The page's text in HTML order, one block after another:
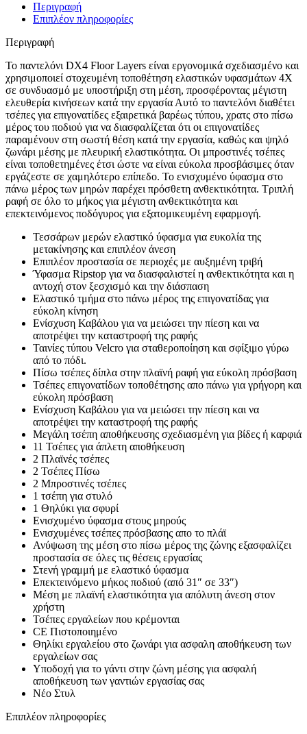
Περιγραφή
Επιπλέον πληροφορίες
Περιγραφή
Το παντελόνι DX4 Floor Layers είναι εργονομικά σχεδιασμένο και
χρησιμοποιεί στοχευμένη τοποθέτηση ελαστικών υφασμάτων 4X
σε συνδυασμό με υποστήριξη στη μέση, προσφέροντας μέγιστη
ελευθερία κινήσεων κατά την εργασία Αυτό το παντελόνι διαθέτει
τσέπες για επιγονατίδες εξαιρετικά βαρέως τύπου, χρατς στο πίσω
μέρος του ποδιού για να διασφαλίζεται ότι οι επιγονατίδες
παραμένουν στη σωστή θέση κατά την εργασία, καθώς και ψηλό
ζωνάρι μέσης με πλευρική ελαστικότητα. Οι μπροστινές τσέπες
είναι τοποθετημένες έτσι ώστε να είναι εύκολα προσβάσιμες όταν
εργάζεστε σε χαμηλότερο επίπεδο. Το ενισχυμένο ύφασμα στο
πάνω μέρος των μηρών παρέχει πρόσθετη ανθεκτικότητα. Τριπλή
ραφή σε όλο το μήκος για μέγιστη ανθεκτικότητα και
επεκτεινόμενος ποδόγυρος για εξατομικευμένη εφαρμογή.
Τεσσάρων μερών ελαστικό ύφασμα για ευκολία της
μετακίνησης και επιπλέον άνεση
Επιπλέον προστασία σε περιοχές με αυξημένη τριβή
Ύφασμα Ripstop για να διασφαλιστεί η ανθεκτικότητα και η
αντοχή στον ξεσχισμό και την διάσπαση
Ελαστικό τμήμα στο πάνω μέρος της επιγονατίδας για
εύκολη κίνηση
Ενίσχυση Καβάλου για να μειώσει την πίεση και να
αποτρέψει την καταστροφή της ραφής
Ταινίες τύπου Velcro για σταθεροποίηση και σφίξιμο γύρω
από το πόδι.
Πίσω τσέπες δίπλα στην πλαϊνή ραφή για εύκολη πρόσβαση
Τσέπες επιγονατίδων τοποθέτησης απο πάνω για γρήγορη και
εύκολη πρόσβαση
Ενίσχυση Καβάλου για να μειώσει την πίεση και να
αποτρέψει την καταστροφή της ραφής
Μεγάλη τσέπη αποθήκευσης σχεδιασμένη για βίδες ή καρφιά
11 Τσέπες για άπλετη αποθήκευση
2 Πλαϊνές τσέπες
2 Τσέπες Πίσω
2 Μπροστινές τσέπες
1 τσέπη για στυλό
1 Θηλύκι για σφυρί
Ενισχυμένο ύφασμα στους μηρούς
Ενισχυμένες τσέπες πρόσβασης απο το πλάϊ
Ανύψωση της μέση στο πίσω μέρος της ζώνης εξασφαλίζει
προστασία σε όλες τις θέσεις εργασίας
Στενή γραμμή με ελαστικό ύφασμα
Επεκτεινόμενο μήκος ποδιού (από 31″ σε 33″)
Μέση με πλαϊνή ελαστικότητα για απόλυτη άνεση στον
χρήστη
Τσέπες εργαλείων που κρέμονται
CE Πιστοποιημένο
Θηλίκι εργαλείου στο ζωνάρι για ασφαλη αποθήκευση των
εργαλείων σας
Υποδοχή για το γάντι στην ζώνη μέσης για ασφαλή
αποθήκευση των γαντιών εργασίας σας
Νέο Στυλ
Επιπλέον πληροφορίες